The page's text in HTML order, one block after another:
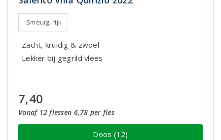
Smeuïg, rijk
Zacht, kruidig & zwoel
Lekker bij gegrild vlees
7,40
Vanaf 12 flessen 6,78 per fles
Doos (12)